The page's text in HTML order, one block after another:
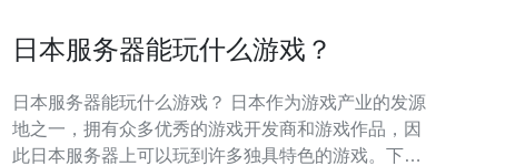
日本服务器能玩什么游戏？
日本服务器能玩什么游戏？ 日本作为游戏产业的发源
地之一，拥有众多优秀的游戏开发商和游戏作品，因
此日本服务器上可以玩到许多独具特色的游戏。下面